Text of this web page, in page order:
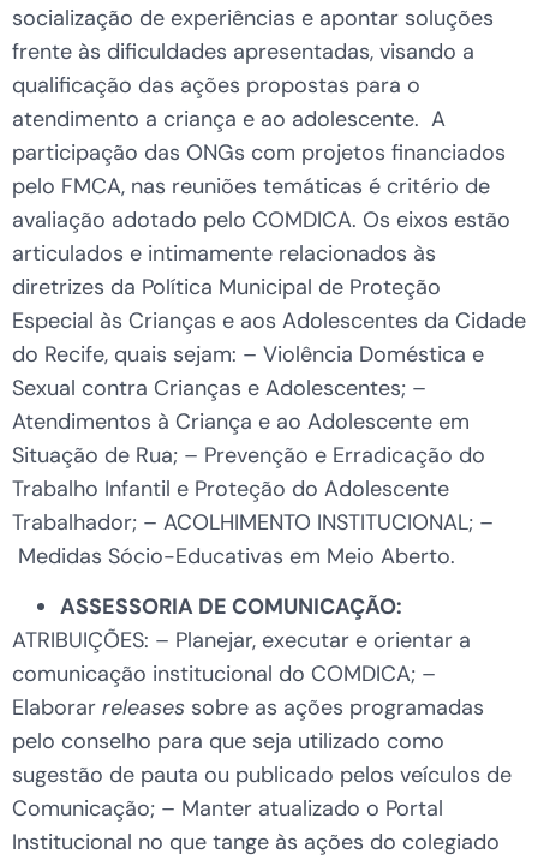
socialização de experiências e apontar soluções
frente às dificuldades apresentadas, visando a
qualificação das ações propostas para o
atendimento a criança e ao adolescente. A
participação das ONGs com projetos financiados
pelo FMCA, nas reuniões temáticas é critério de
avaliação adotado pelo COMDICA. Os eixos estão
articulados e intimamente relacionados às
diretrizes da Política Municipal de Proteção
Especial às Crianças e aos Adolescentes da Cidade
do Recife, quais sejam: – Violência Doméstica e
Sexual contra Crianças e Adolescentes; –
Atendimentos à Criança e ao Adolescente em
Situação de Rua; – Prevenção e Erradicação do
Trabalho Infantil e Proteção do Adolescente
Trabalhador; – ACOLHIMENTO INSTITUCIONAL; –
Medidas Sócio-Educativas em Meio Aberto.
ASSESSORIA DE COMUNICAÇÃO:
ATRIBUIÇÕES: – Planejar, executar e orientar a
comunicação institucional do COMDICA; –
Elaborar releases sobre as ações programadas
pelo conselho para que seja utilizado como
sugestão de pauta ou publicado pelos veículos de
Comunicação; – Manter atualizado o Portal
Institucional no que tange às ações do colegiado